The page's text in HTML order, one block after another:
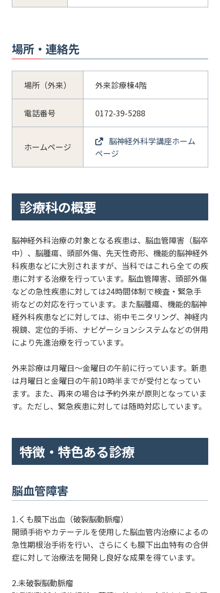
場所・連絡先
場所（外来） 外来診療棟4階
電話番号 0172-39-5288
ホームページ
脳神経外科学講座ホーム
ページ
診療科の概要
脳神経外科治療の対象となる疾患は、脳血管障害（脳卒
中）、脳腫瘍、頭部外傷、先天性奇形、機能的脳神経外
科疾患などに大別されますが、当科ではこれら全ての疾
患に対する治療を行っています。脳血管障害、頭部外傷
などの急性疾患に対しては24時間体制で検査・緊急手
術などの対応を行っています。また脳腫瘍、機能的脳神
経外科疾患などに対しては、術中モニタリング、神経内
視鏡、定位的手術、ナビゲーションシステムなどの併用
により先進治療を行っています。
外来診療は月曜日～金曜日の午前に行っています。新患
は月曜日と金曜日の午前10時半までが受付となってい
ます。また、再来の場合は予約外来が原則となっていま
す。ただし、緊急疾患に対しては随時対応しています。
特徴・特色ある診療
脳血管障害
1.くも膜下出血（破裂脳動脈瘤）
開頭手術やカテーテルを使用した脳血管内治療によるの
急性期根治手術を行い、さらにくも膜下出血特有の合併
症に対して治療法を開発し良好な成果を得ています。
2.未破裂脳動脈瘤